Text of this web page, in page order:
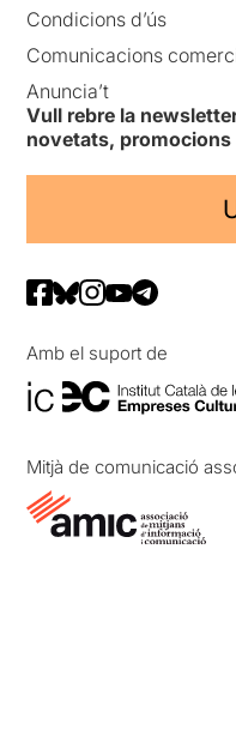
Condicions d’ús
Comunicacions
Anuncia’t
Vull rebre la
novetats, promocions
Amb el suport de
Mitjà de comunicació